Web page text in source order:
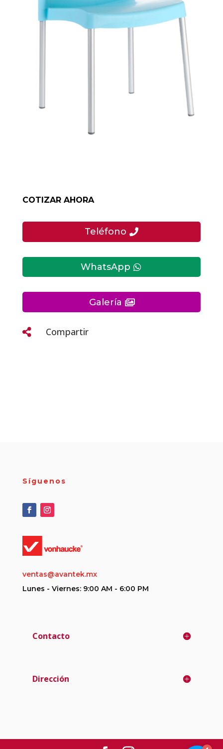
COTIZAR AHORA
Teléfono
WhatsApp
Galería
 Compartir
Síguenos
ventas@avantek.mx
Lunes - Viernes: 9:00 AM - 6:00 PM
Contacto
Dirección